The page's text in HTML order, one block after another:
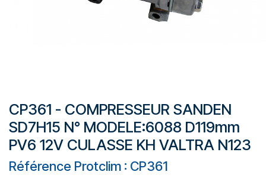
CP361 - COMPRESSEUR SANDEN
SD7H15 N° MODELE:6088 D119mm
PV6 12V CULASSE KH VALTRA N123
Référence Protclim : CP361